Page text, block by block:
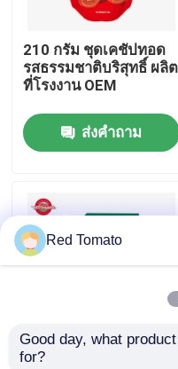
เกี่ยวกับเรา
ทัวร์โรงงาน
การควบคุมคุณภาพ
ขอทุน
วางมะเขือเทศกลอง
210 กรัม ชุดเคชัปทอด
รสธรรมชาติบริสุทธิ์ ผลิต
ที่โรงงาน OEM
ส่งคำถาม
เราผลิตถุงเคชัป 200
Red Tomato
Good day, what
for?